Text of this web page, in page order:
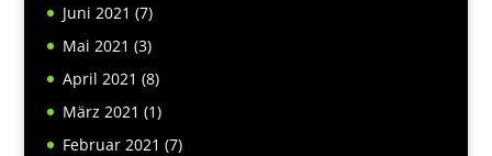
Juni 2021 (7)
Mai 2021 (3)
April 2021 (8)
März 2021 (1)
Februar 2021 (7)